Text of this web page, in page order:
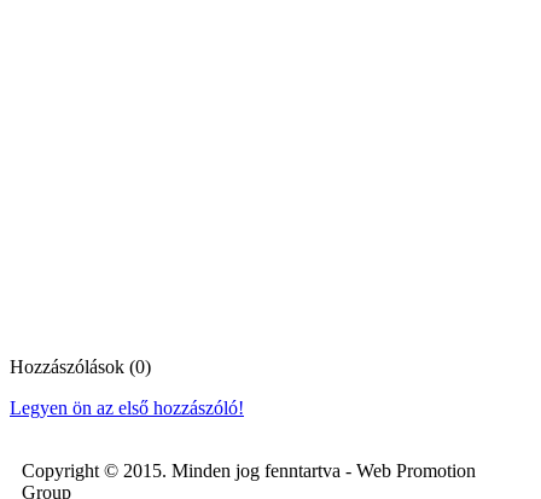
Hozzászólások (0)
Legyen ön az első hozzászóló!
Copyright © 2015. Minden jog fenntartva - Web Promotion
Group